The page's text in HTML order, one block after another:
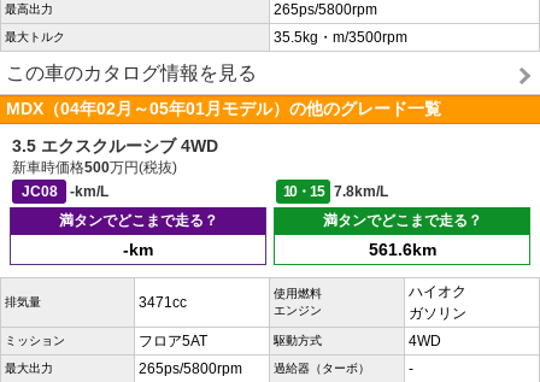
最高出力 265ps/5800rpm
最大トルク 35.5kg・m/3500rpm
この車のカタログ情報を見る
MDX（04年02月～05年01月モデル）の他のグレード一覧
3.5 エクスクルーシブ 4WD
新車時価格500万円(税抜)
JC08
-km/L 10・15
7.8km/L
満タンでどこまで走る？
-km
満タンでどこまで走る？
561.6km
排気量 3471cc
使用燃料
エンジン
ハイオク
ガソリン
ミッション フロア5AT 駆動方式 4WD
最大出力 265ps/5800rpm 過給器（ターボ） -